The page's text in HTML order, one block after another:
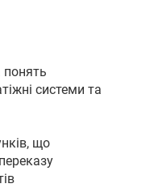
понять
системи та
що